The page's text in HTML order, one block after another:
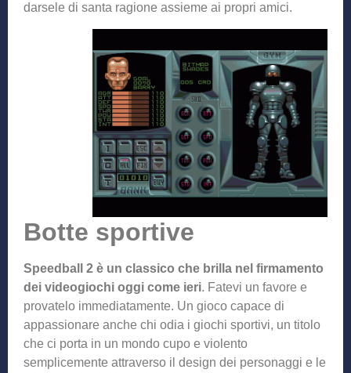
darsele di santa ragione assieme ai propri amici.
Botte sportive
Speedball 2 è un classico che brilla nel firmamento
dei videogiochi oggi come ieri. Fatevi un favore e
provatelo immediatamente. Un gioco capace di
appassionare anche chi odia i giochi sportivi, un titolo
che ci porta in un mondo cupo e violento
semplicemente attraverso il design dei personaggi e le